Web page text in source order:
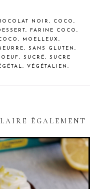
NOIR, COCO,
, FARINE COCO,
, MOELLEUX,
,SANS GLUTEN,
,SUCRÉ,SUCRE
,VÉGÉTALIEN,
ÉGALEMENT